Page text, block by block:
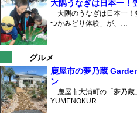
大隅うなぎは日本一
大隅のうなぎは日本一！
つかみどり体験」が、…
グルメ
鹿屋市の夢乃蔵
ン
鹿屋市大浦町の「夢乃蔵
YUMENOKUR…